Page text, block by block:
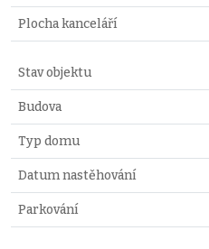
Plocha kanceláří
Stav objektu
Budova
Typ domu
Datum nastěhování
Parkování